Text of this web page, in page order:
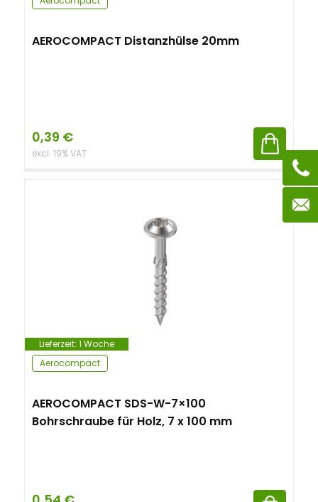
AEROCOMPACT Distanzhülse 20mm
0,39 €
excl. 19% VAT
Lieferzeit: 1 Woche
Aerocompact
AEROCOMPACT SDS-W-7×100
Bohrschraube für Holz, 7 x 100 mm